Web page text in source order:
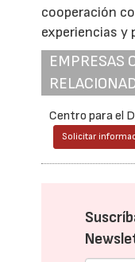
cooperación
experiencias y
EMPRESAS
Centro para el
Solicitar